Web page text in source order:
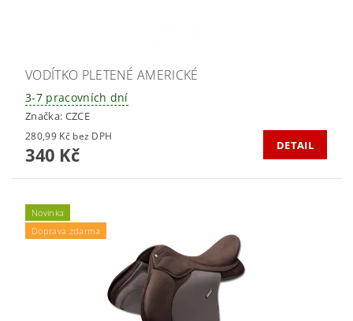
VODÍTKO PLETENÉ AMERICKÉ
3-7 pracovních dní
Značka: CZCE
280,99 Kč bez DPH
340 Kč DETAIL
Novinka
Doprava zdarma